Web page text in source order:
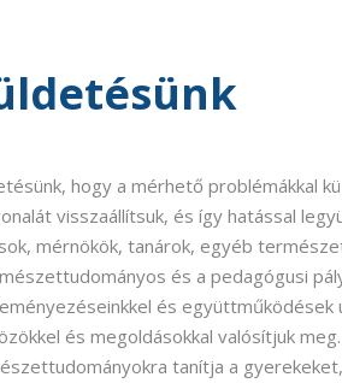
hogy a mérhető problémákkal
visszaállítsuk, és így hatással
mérnökök, tanárok, egyéb
és a pedagógusi
és
és megoldásokkal valósítjuk
tanítja a